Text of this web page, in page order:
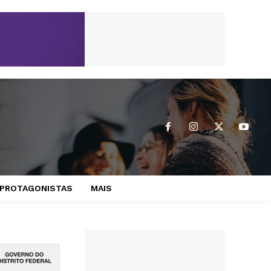
MAIS